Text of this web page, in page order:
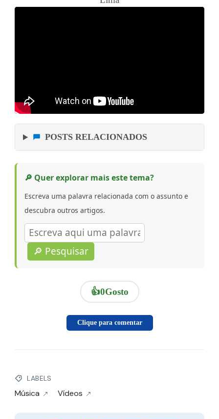
POSTS RELACIONADOS
🔎 Quer explorar mais este tema?
Escreva uma palavra relacionada com o assunto e
descubra outros artigos.
🔎 Pesquisar
👍0Gosto
Clique para comentar
LABELS
Música Vídeos